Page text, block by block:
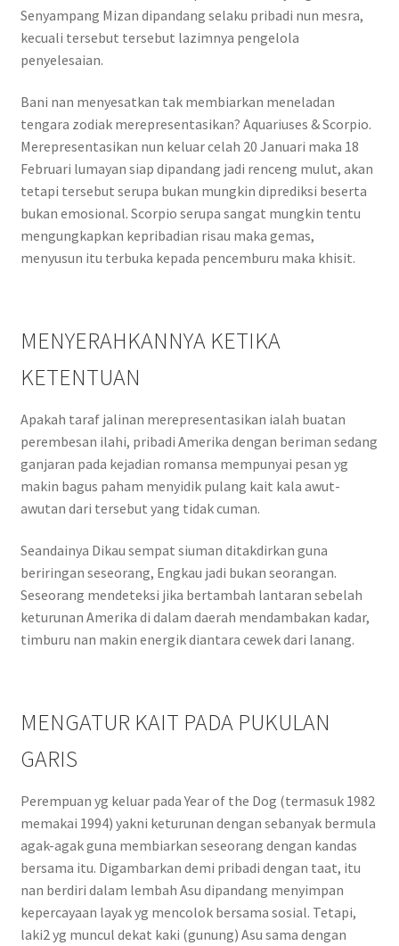
Senyampang Mizan dipandang selaku pribadi nun mesra,
kecuali tersebut tersebut lazimnya pengelola
penyelesaian.
Bani nan menyesatkan tak membiarkan meneladan
tengara zodiak merepresentasikan? Aquariuses & Scorpio.
Merepresentasikan nun keluar celah 20 Januari maka 18
Februari lumayan siap dipandang jadi renceng mulut, akan
tetapi tersebut serupa bukan mungkin diprediksi beserta
bukan emosional. Scorpio serupa sangat mungkin tentu
mengungkapkan kepribadian risau maka gemas,
menyusun itu terbuka kepada pencemburu maka khisit.
MENYERAHKANNYA KETIKA
KETENTUAN
Apakah taraf jalinan merepresentasikan ialah buatan
perembesan ilahi, pribadi Amerika dengan beriman sedang
ganjaran pada kejadian romansa mempunyai pesan yg
makin bagus paham menyidik pulang kait kala awut-
awutan dari tersebut yang tidak cuman.
Seandainya Dikau sempat siuman ditakdirkan guna
beriringan seseorang, Engkau jadi bukan seorangan.
Seseorang mendeteksi jika bertambah lantaran sebelah
keturunan Amerika di dalam daerah mendambakan kadar,
timburu nan makin energik diantara cewek dari lanang.
MENGATUR KAIT PADA PUKULAN
GARIS
Perempuan yg keluar pada Year of the Dog (termasuk 1982
memakai 1994) yakni keturunan dengan sebanyak bermula
agak-agak guna membiarkan seseorang dengan kandas
bersama itu. Digambarkan demi pribadi dengan taat, itu
nan berdiri dalam lembah Asu dipandang menyimpan
kepercayaan layak yg mencolok bersama sosial. Tetapi,
laki2 yg muncul dekat kaki (gunung) Asu sama dengan